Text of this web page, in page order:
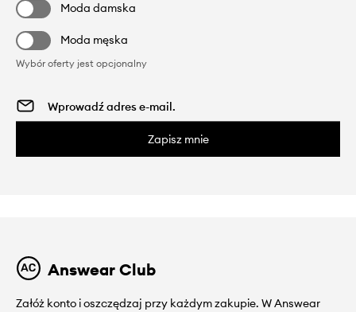
Moda damska
Moda męska
Wybór oferty jest opcjonalny
Zapisz mnie
Answear Club
Załóż konto i oszczędzaj przy każdym zakupie. W Answear